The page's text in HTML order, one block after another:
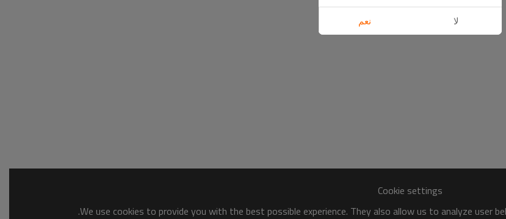
Cookie settings
We use cookies to provide you with the best possible experience. They also allow us to analyze user
لا نعم